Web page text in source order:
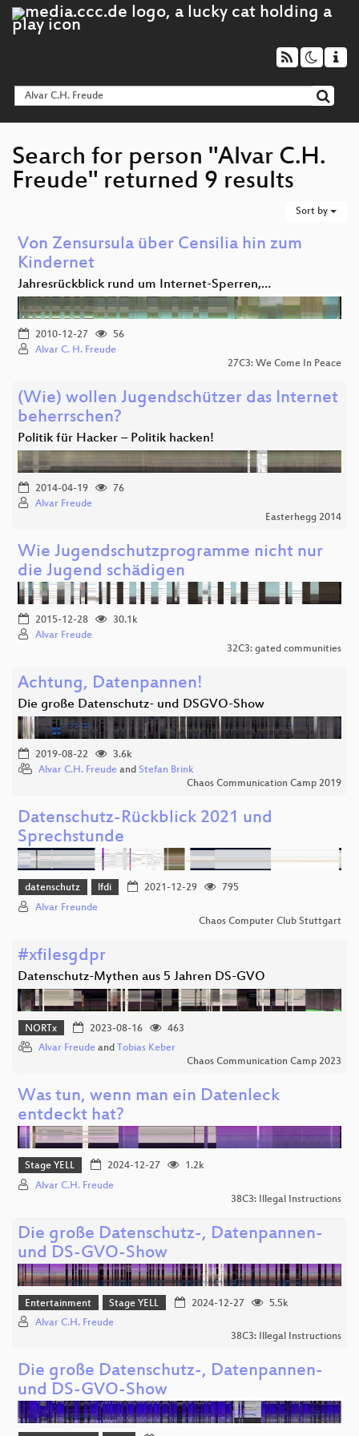
Search for person "Alvar C.H.
Freude" returned 9 results
Sort by
Von Zensursula über Censilia hin zum
Kindernet
Jahresrückblick rund um Internet-Sperren,…
2010-12-27
56
Alvar C. H. Freude
27C3: We Come In Peace
(Wie) wollen Jugendschützer das Internet
beherrschen?
Politik für Hacker – Politik hacken!
2014-04-19
76
Alvar Freude
Easterhegg 2014
Wie Jugendschutzprogramme nicht nur
die Jugend schädigen
2015-12-28
30.1k
Alvar Freude
32C3: gated communities
Achtung, Datenpannen!
Die große Datenschutz- und DSGVO-Show
2019-08-22
3.6k
Alvar C.H. Freude and Stefan Brink
Chaos Communication Camp 2019
Datenschutz-Rückblick 2021 und
Sprechstunde
datenschutz lfdi 2021-12-29
795
Alvar Freunde
Chaos Computer Club Stuttgart
#xfilesgdpr
Datenschutz-Mythen aus 5 Jahren DS-GVO
NORTx 2023-08-16
463
Alvar Freude and Tobias Keber
Chaos Communication Camp 2023
Was tun, wenn man ein Datenleck
entdeckt hat?
Stage YELL 2024-12-27
1.2k
Alvar C.H. Freude
38C3: Illegal Instructions
Die große Datenschutz-, Datenpannen-
und DS-GVO-Show
Entertainment Stage YELL 2024-12-27
5.5k
Alvar C.H. Freude
38C3: Illegal Instructions
Die große Datenschutz-, Datenpannen-
und DS-GVO-Show